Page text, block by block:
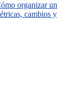
organizar un
cambios y